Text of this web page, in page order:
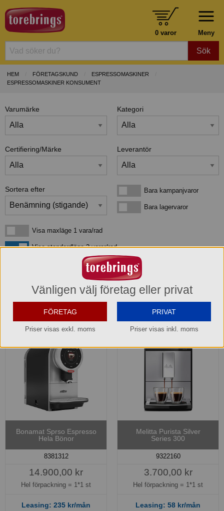
Meny
0 varor
Sök
HEM FÖRETAGSKUND
ESPRESSOMASKINER
ESPRESSOMASKINER KONSUMENT
Varumärke Kategori
Certifiering/Märke Leverantör
Sortera efter Bara kampanjvarorBara kampanjvaror
Bara lagervarorBara lagervaror
Visa maxläge 1 vara/rad
Visa maxläge 1 vara/rad
Visa standardlägeVisa standardläge 2 varor/rad
Espressomaskiner - Espressomaskiner
konsument
Bonamat Sprso Espresso
Hela Bönor
8381312
14.900,00 kr
Hel förpackning = 1*1 st
Leasing: 235 kr/mån
Melitta Purista Silver
Series 300
9322160
3.700,00 kr
Hel förpackning = 1*1 st
Leasing: 58 kr/mån
Vänligen välj företag eller privat
FÖRETAG
Priser visas exkl. moms
PRIVAT
Priser visas inkl. moms